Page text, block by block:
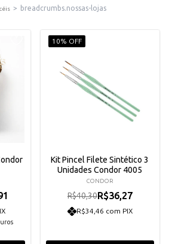
> breadcrumbs.nossas-lojas
10% OFF
Kit Pincel Filete Sintético 3
Unidades Condor 4005
CONDOR
R$40,30R$36,27
R$34,46 com PIX